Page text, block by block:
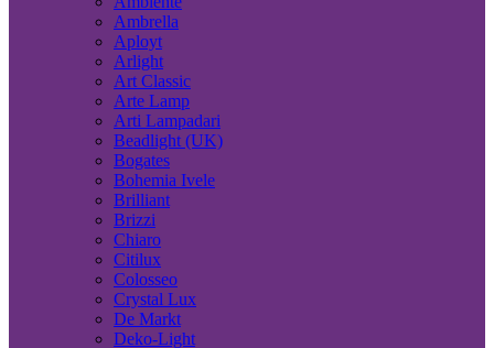
Ambrella
Aployt
Arlight
Art Classic
Arte Lamp
Arti Lampadari
Beadlight (UK)
Bogates
Bohemia Ivele
Brilliant
Brizzi
Chiaro
Citilux
Colosseo
Crystal Lux
De Markt
Deko-Light